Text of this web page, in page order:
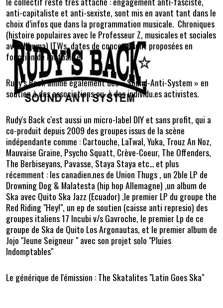
anti-capitaliste et anti-sexiste, sont mis en avant tant dans le
choix d’infos que dans la programmation musicale. Chroniques
(histoire populaires avec le Professeur Z, musicales et sociales
avec Nhuma) ITWs, dates de concert, sont proposées en
fonction de l'actualité.
Rudy’s Back anime également des « Sound-Anti-System » en
soutien à des associations ou à des individu.es activistes.
Rudy's Back c'est aussi un micro-label DIY et sans profit, qui a
co-produit depuis 2009 des groupes issus de la scène
indépendante comme : Cartouche, LaTwal, Yuka, Trouz An Noz,
Mauvaise Graine, Psycho Squatt, Crève-Coeur, The Offenders,
The Berbiseyans, Pavasse, Staya Staya etc... et plus
récemment : les canadien.nes de Union Thugs , un 2ble LP de
Drowning Dog & Malatesta (hip hop Allemagne) ,un album de
Ska avec Quito Ska Jazz (Ecuador) ,le premier LP du groupe the
Red Riding "Hey!", un ep de soutien (caisse anti represio) des
groupes italiens 17 Incubi v/s Gavroche, le premier Lp de ce
groupe de Ska de Quito Los Argonautas, et le premier album de
Jojo "Jeune Seigneur " avec son projet solo "Pluies
Indomptables"
Le générique de l'émission : The Skatalites "Latin Goes Ska"